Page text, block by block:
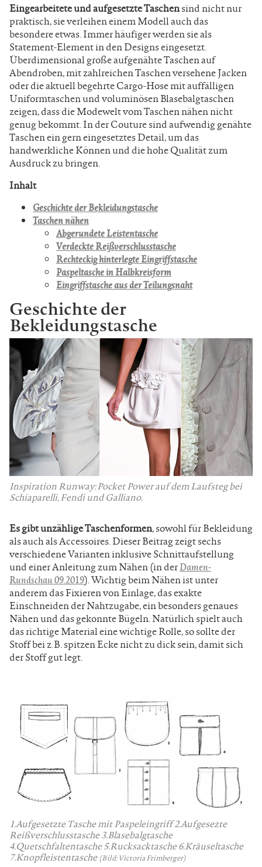
Eingearbeitete und aufgesetzte Taschensind nicht nur
praktisch, sie verleihen einem Modell auch das
besondere etwas. Immer häufiger werden sie als
Statement-Element in den Designs eingesetzt.
Überdimensional große aufgenähte Taschen auf
Abendroben, mit zahlreichen Taschen versehene Jacken
oder die aktuell begehrte Cargo-Hose mit auffälligen
Uniformtaschen und voluminösen Blasebalgtaschen
zeigen, dass die Modewelt vom Taschen nähen nicht
genug bekommt. In der Couture sind aufwendig genähte
Taschen ein gern eingesetztes Detail, um das
handwerkliche Können und die hohe Qualität zum
Ausdruck zu bringen.
Inhalt
Geschichte der Bekleidungstasche
Taschen nähen
Abgerundete Leistentasche
Verdeckte Reißverschlusstasche
Rechteckig hinterlegte Eingriffstasche
Paspeltasche in Halbkreisform
Eingriffstasche aus der Teilungsnaht
Geschichte der
Bekleidungstasche
Inspiration Runway: Pocket Power auf dem Laufsteg bei
Schiaparelli, Fendi und Galliano.
Es gibt unzählige Taschenformen, sowohl für Bekleidung
als auch als Accessoires. Dieser Beitrag zeigt sechs
verschiedene Varianten inklusive Schnittaufstellung
und einer Anleitung zum Nähen (in derDamen-
Rundschau 09.2019). Wichtig beim Nähen ist unter
anderem das Fixieren von Einlage, das exakte
Einschneiden der Nahtzugabe, ein besonders genaues
Nähen und das gekonnte Bügeln. Natürlich spielt auch
das richtige Material eine wichtige Rolle, so sollte der
Stoff bei z.B. spitzen Ecke nicht zu dick sein, damit sich
der Stoff gut legt.
1.Aufgesetzte Tasche mit Paspeleingriff 2.Aufgesezte
Reißverschlusstasche 3.Blasebalgtasche
4.Quetschfaltentasche 5.Rucksacktasche 6.Kräuseltasche
7.Knopfleistentasche (Bild: Victoria Frimberger)